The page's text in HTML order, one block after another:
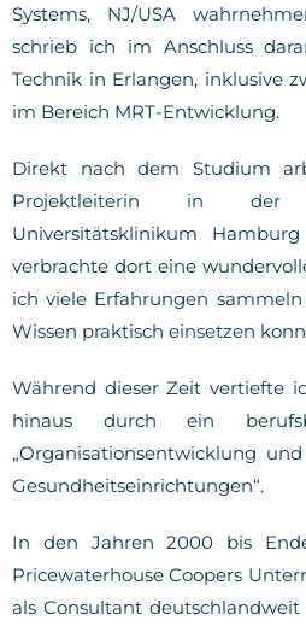
Systems, NJ/USA
schrieb ich im Anschluss
Technik in Erlangen, inklusive
im Bereich MRT-Entwicklung.
Direkt nach dem Studium
Projektleiterin in der
Universitätsklinikum
verbrachte dort eine
ich viele Erfahrungen
Wissen praktisch einsetzen
Während dieser Zeit vertiefte
hinaus durch ein
„Organisationsentwicklung
Gesundheitseinrichtungen“.
In den Jahren 2000 bis
Pricewaterhouse Coopers
als Consultant